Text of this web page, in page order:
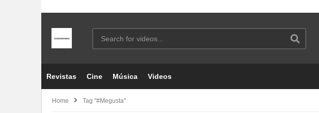
Revistas Cine Música Videos
Home Tag "#megusta"